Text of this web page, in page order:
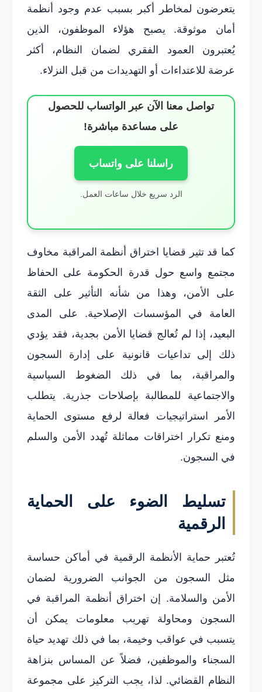
يتعرضون لمخاطر أكبر بسبب عدم وجود أنظمة
أمان موثوقة. يصبح هؤلاء الموظفون، الذين
يُعتبرون العمود الفقري لضمان النظام، أكثر
عرضة للاعتداءات أو التهديدات من قبل النزلاء.
تواصل معنا الآن عبر الواتساب للحصول
على مساعدة مباشرة!
راسلنا على واتساب
الرد سريع خلال ساعات العمل.
كما قد تثير قضايا اختراق أنظمة المراقبة مخاوف
مجتمع واسع حول قدرة الحكومة على الحفاظ
على الأمن، وهذا من شأنه التأثير على الثقة
العامة في المؤسسات الإصلاحية. على المدى
البعيد، إذا لم تُعالج قضايا الأمن بجدية، فقد يؤدي
ذلك إلى تداعيات قانونية على إدارة السجون
والمراقبة، بما في ذلك الضغوط السياسية
والاجتماعية للمطالبة بإصلاحات جذرية. يتطلب
الأمر استراتيجيات فعالة لرفع مستوى الحماية
ومنع تكرار اختراقات مماثلة تُهدد الأمن والسلم
في السجون.
تسليط الضوء على الحماية
الرقمية
تُعتبر حماية الأنظمة الرقمية في أماكن حساسة
مثل السجون من الجوانب الضرورية لضمان
الأمن والسلامة. إن اختراق أنظمة المراقبة في
السجون ومحاولة تهريب معلومات يمكن أن
يتسبب في عواقب وخيمة، بما في ذلك تهديد حياة
السجناء والموظفين، فضلاً عن المساس بنزاهة
النظام القضائي. لذا، يجب التركيز على مجموعة